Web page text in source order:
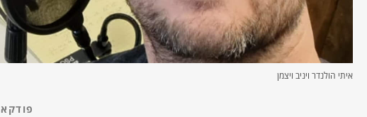
איתי הולנדר ויניב ויצמן